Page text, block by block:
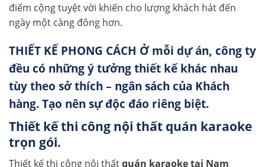
điểm cộng tuyệt vời khiến cho lượng khách hát đến
ngày một càng đông hơn.
THIẾT KẾ PHONG CÁCH Ở mỗi dự án, công ty
đều có những ý tưởng thiết kế khác nhau
tùy theo sở thích – ngân sách của Khách
hàng. Tạo nên sự độc đáo riêng biệt.
Thiết kế thi công nội thất quán karaoke
trọn gói.
Thiết kế thi công nội thấtquán karaoke tại Nam